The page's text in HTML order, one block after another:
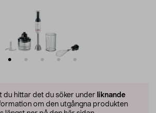
du hittar det du söker under liknande
om den utgångna produkten